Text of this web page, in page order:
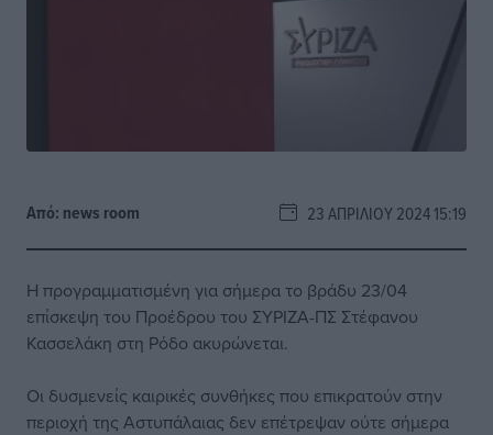
Από: news room 23 ΑΠΡΙΛΊΟΥ 2024 15:19
Η προγραμματισμένη για σήμερα το βράδυ 23/04
επίσκεψη του Προέδρου του ΣΥΡΙΖΑ-ΠΣ Στέφανου
Κασσελάκη στη Ρόδο ακυρώνεται.
Οι δυσμενείς καιρικές συνθήκες που επικρατούν στην
περιοχή της Αστυπάλαιας δεν επέτρεψαν ούτε σήμερα